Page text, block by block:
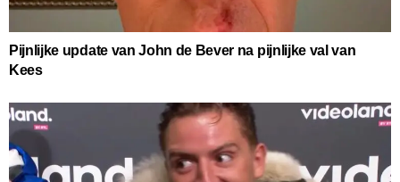
Pijnlijke update van John de Bever na pijnlijke val van
Kees